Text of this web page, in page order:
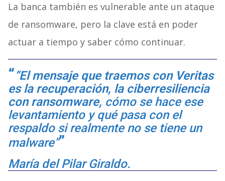
La banca también es vulnerable ante un ataque
de ransomware, pero la clave está en poder
actuar a tiempo y saber cómo continuar.
“El mensaje que traemos con Veritas
es la recuperación, la ciberresiliencia
con ransomware, cómo se hace ese
levantamiento y qué pasa con el
respaldo si realmente no se tiene un
malware”
María del Pilar Giraldo.